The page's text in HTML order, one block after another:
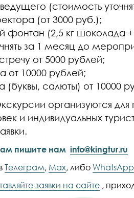
(стоимость
(от 3000 руб.);
фонтан (2,5 кг шоколада
за 1 месяц до
от 5000 рублей;
10000 рублей;
(буквы, салюты) от 10000
организуются для
и индивидуальных
пишите намinfo@kingtur.ru
Телеграм, Max, либоWhatsApp
заявки на сайте ,